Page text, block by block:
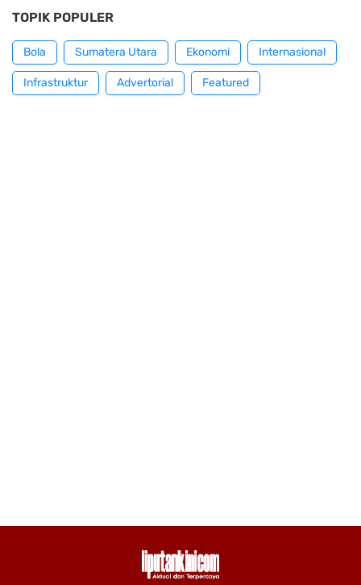
TOPIK POPULER
Bola Sumatera Utara Ekonomi Internasional
Infrastruktur Advertorial Featured